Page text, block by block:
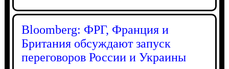
Bloomberg: ФРГ, Франция и
Британия обсуждают запуск
переговоров России и Украины